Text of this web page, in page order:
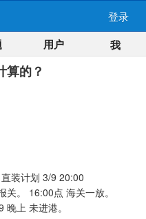
登录
用户 我
算的？
装计划 3/9 20:00
。 16:00点 海关一放。
上 未进港。